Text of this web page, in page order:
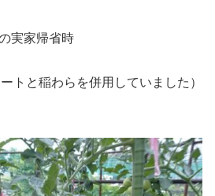
家帰省時
トと稲わらを併用していました）